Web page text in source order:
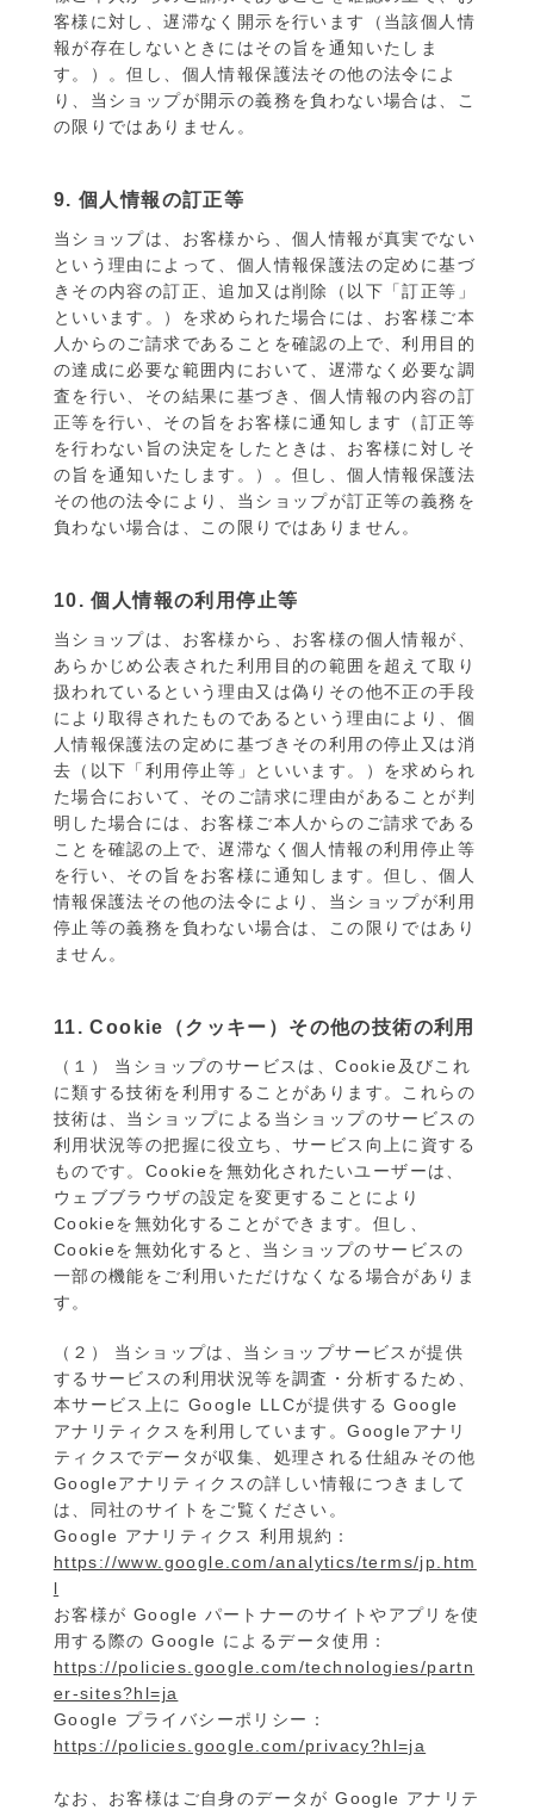
客様に対し、遅滞なく開示を行います（当該個人情
報が存在しないときにはその旨を通知いたしま
す。）。但し、個人情報保護法その他の法令によ
り、当ショップが開示の義務を負わない場合は、こ
の限りではありません。
9. 個人情報の訂正等
当ショップは、お客様から、個人情報が真実でない
という理由によって、個人情報保護法の定めに基づ
きその内容の訂正、追加又は削除（以下「訂正等」
といいます。）を求められた場合には、お客様ご本
人からのご請求であることを確認の上で、利用目的
の達成に必要な範囲内において、遅滞なく必要な調
査を行い、その結果に基づき、個人情報の内容の訂
正等を行い、その旨をお客様に通知します（訂正等
を行わない旨の決定をしたときは、お客様に対しそ
の旨を通知いたします。）。但し、個人情報保護法
その他の法令により、当ショップが訂正等の義務を
負わない場合は、この限りではありません。
10. 個人情報の利用停止等
当ショップは、お客様から、お客様の個人情報が、
あらかじめ公表された利用目的の範囲を超えて取り
扱われているという理由又は偽りその他不正の手段
により取得されたものであるという理由により、個
人情報保護法の定めに基づきその利用の停止又は消
去（以下「利用停止等」といいます。）を求められ
た場合において、そのご請求に理由があることが判
明した場合には、お客様ご本人からのご請求である
ことを確認の上で、遅滞なく個人情報の利用停止等
を行い、その旨をお客様に通知します。但し、個人
情報保護法その他の法令により、当ショップが利用
停止等の義務を負わない場合は、この限りではあり
ません。
11. Cookie（クッキー）その他の技術の利用
（１） 当ショップのサービスは、Cookie及びこれ
に類する技術を利用することがあります。これらの
技術は、当ショップによる当ショップのサービスの
利用状況等の把握に役立ち、サービス向上に資する
ものです。Cookieを無効化されたいユーザーは、
ウェブブラウザの設定を変更することにより
Cookieを無効化することができます。但し、
Cookieを無効化すると、当ショップのサービスの
一部の機能をご利用いただけなくなる場合がありま
す。
（２） 当ショップは、当ショップサービスが提供
するサービスの利用状況等を調査・分析するため、
本サービス上に Google LLCが提供する Google
アナリティクスを利用しています。Googleアナリ
ティクスでデータが収集、処理される仕組みその他
Googleアナリティクスの詳しい情報につきまして
は、同社のサイトをご覧ください。
Google アナリティクス 利用規約：
https://www.google.com/analytics/terms/jp.htm
l
お客様が Google パートナーのサイトやアプリを使
用する際の Google によるデータ使用：
https://policies.google.com/technologies/partn
er-sites?hl=ja
Google プライバシーポリシー：
https://policies.google.com/privacy?hl=ja
なお、お客様はご自身のデータが Google アナリテ